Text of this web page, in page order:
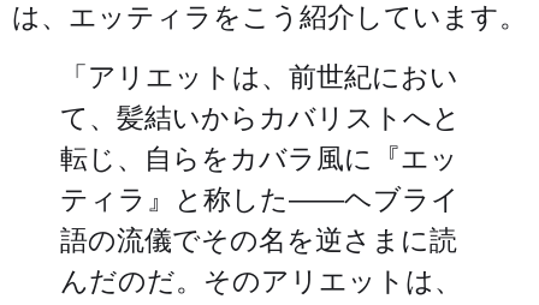
は、エッティラをこう紹介しています。
「アリエットは、前世紀におい
て、髪結いからカバリストへと
転じ、自らをカバラ風に『エッ
ティラ』と称した——ヘブライ
語の流儀でその名を逆さまに読
んだのだ。そのアリエットは、